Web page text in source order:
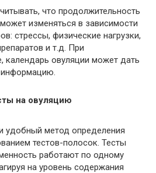
что продолжительность
изменяться в зависимости
стрессы, физические нагрузки,
и т.д. При
календарь овуляции может дать
на овуляцию
удобный метод определения
тестов-полосок. Тесты
работают по одному
на уровень содержания